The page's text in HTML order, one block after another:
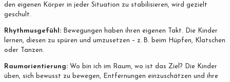
den eigenen Körper in jeder Situation zu stabilisieren, wird gezielt
geschult.
Rhythmusgefühl: Bewegungen haben ihren eigenen Takt. Die Kinder
lernen, diesen zu spüren und umzusetzen – z. B. beim Hüpfen, Klatschen
oder Tanzen.
Raumorientierung: Wo bin ich im Raum, wo ist das Ziel? Die Kinder
üben, sich bewusst zu bewegen, Entfernungen einzuschätzen und ihre